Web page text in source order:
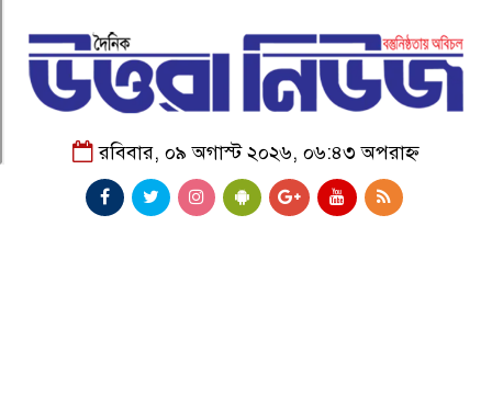
রবিবার, ০৯ অগাস্ট ২০২৬, ০৬:৪৩ অপরাহ্ন